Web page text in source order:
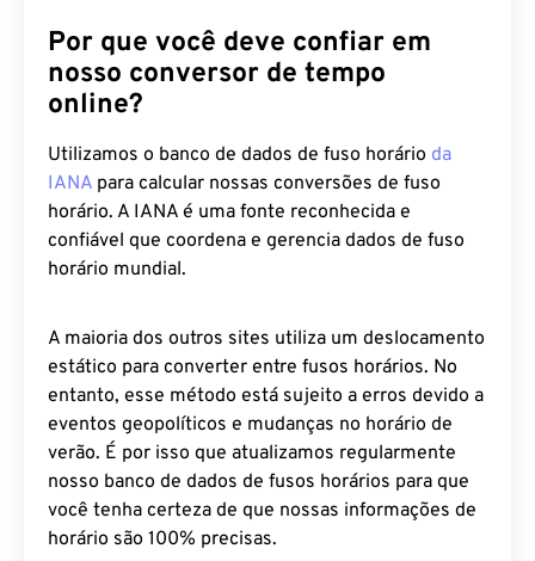
Por que você deve confiar em
nosso conversor de tempo
online?
Utilizamos o banco de dados de fuso horário da
IANA para calcular nossas conversões de fuso
horário. A IANA é uma fonte reconhecida e
confiável que coordena e gerencia dados de fuso
horário mundial.
A maioria dos outros sites utiliza um deslocamento
estático para converter entre fusos horários. No
entanto, esse método está sujeito a erros devido a
eventos geopolíticos e mudanças no horário de
verão. É por isso que atualizamos regularmente
nosso banco de dados de fusos horários para que
você tenha certeza de que nossas informações de
horário são 100% precisas.